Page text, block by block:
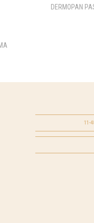
DERMOPAN
11-